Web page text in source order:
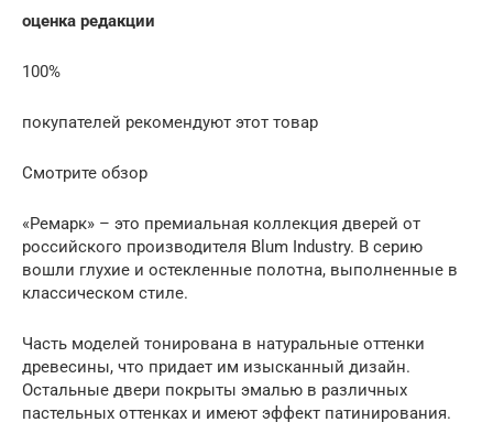
оценка редакции
100%
покупателей рекомендуют этот товар
Смотрите обзор
«Ремарк» – это премиальная коллекция дверей от
российского производителя Blum Industry. В серию
вошли глухие и остекленные полотна, выполненные в
классическом стиле.
Часть моделей тонирована в натуральные оттенки
древесины, что придает им изысканный дизайн.
Остальные двери покрыты эмалью в различных
пастельных оттенках и имеют эффект патинирования.